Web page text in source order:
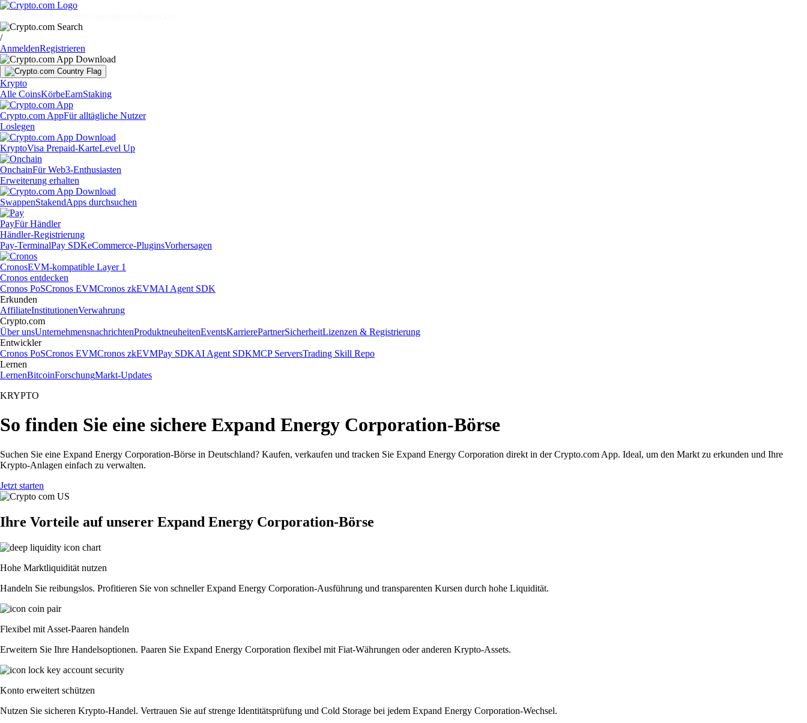
/
AnmeldenRegistrieren
Krypto
Alle CoinsKörbeEarnStaking
Crypto.com AppFür alltägliche Nutzer
Loslegen
KryptoVisa Prepaid-KarteLevel Up
OnchainFür Web3-Enthusiasten
Erweiterung erhalten
SwappenStakendApps durchsuchen
PayFür Händler
Händler-Registrierung
Pay-TerminalPay SDKeCommerce-PluginsVorhersagen
CronosEVM-kompatible Layer 1
Cronos entdecken
Cronos PoSCronos EVMCronos zkEVMAI Agent SDK
Erkunden
AffiliateInstitutionenVerwahrung
Crypto.com
Über unsUnternehmensnachrichtenProduktneuheitenEventsKarrierePartnerSicherheitLizenzen & Registrierung
Entwickler
Cronos PoSCronos EVMCronos zkEVMPay SDKAI Agent SDKMCP ServersTrading Skill Repo
Lernen
LernenBitcoinForschungMarkt-Updates
KRYPTO
So finden Sie eine sichere Expand Energy Corporation-Börse
Suchen Sie eine Expand Energy Corporation-Börse in Deutschland? Kaufen, verkaufen und tracken Sie Expand Energy Corporation direkt in der Crypto.com App. Ideal, um den Markt zu erkunden und Ihre
Krypto-Anlagen einfach zu verwalten.
Jetzt starten
Ihre Vorteile auf unserer Expand Energy Corporation-Börse
Hohe Marktliquidität nutzen
Handeln Sie reibungslos. Profitieren Sie von schneller Expand Energy Corporation-Ausführung und transparenten Kursen durch hohe Liquidität.
Flexibel mit Asset-Paaren handeln
Erweitern Sie Ihre Handelsoptionen. Paaren Sie Expand Energy Corporation flexibel mit Fiat-Währungen oder anderen Krypto-Assets.
Konto erweitert schützen
Nutzen Sie sicheren Krypto-Handel. Vertrauen Sie auf strenge Identitätsprüfung und Cold Storage bei jedem Expand Energy Corporation-Wechsel.